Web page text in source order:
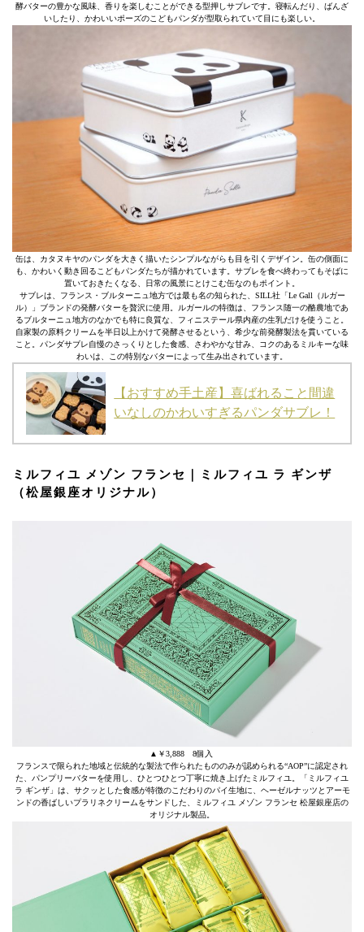
酵バターの豊かな風味、香りを楽しむことができる型押しサブレです。寝転んだり、ばんざ
いしたり、かわいいポーズのこどもパンダが型取られていて目にも楽しい。
缶は、カタヌキヤのパンダを大きく描いたシンプルながらも目を引くデザイン。缶の側面に
も、かわいく動き回るこどもパンダたちが描かれています。サブレを食べ終わってもそばに
置いておきたくなる、日常の風景にとけこむ缶なのもポイント。
サブレは、フランス・ブルターニュ地方では最も名の知られた、SILL社「Le Gall（ルガー
ル）」ブランドの発酵バターを贅沢に使用。ルガールの特徴は、フランス随一の酪農地であ
るブルターニュ地方のなかでも特に良質な、フィニステール県内産の生乳だけを使うこと。
自家製の原料クリームを半日以上かけて発酵させるという、希少な前発酵製法を貫いている
こと。パンダサブレ自慢のさっくりとした食感、さわやかな甘み、コクのあるミルキーな味
わいは、この特別なバターによって生み出されています。
【おすすめ手土産】喜ばれること間違
いなしのかわいすぎるパンダサブレ！
ミルフィユ メゾン フランセ｜ミルフィユ ラ ギンザ
（松屋銀座オリジナル）
▲￥3,888 8個入
フランスで限られた地域と伝統的な製法で作られたもののみが認められる“AOP”に認定され
た、パンプリーバターを使用し、ひとつひとつ丁寧に焼き上げたミルフィユ。「ミルフィユ
ラ ギンザ」は、サクッとした食感が特徴のこだわりのパイ生地に、ヘーゼルナッツとアーモ
ンドの香ばしいプラリネクリームをサンドした、ミルフィユ メゾン フランセ 松屋銀座店の
オリジナル製品。